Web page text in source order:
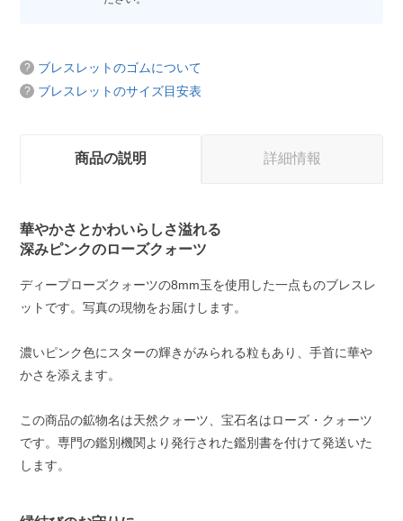
ブレスレットのゴムについて
ブレスレットのサイズ目安表
商品の説明 詳細情報
華やかさとかわいらしさ溢れる
深みピンクのローズクォーツ
ディープローズクォーツの8mm玉を使用した一点ものブレスレ
ットです。写真の現物をお届けします。
濃いピンク色にスターの輝きがみられる粒もあり、手首に華や
かさを添えます。
この商品の鉱物名は天然クォーツ、宝石名はローズ・クォーツ
です。専門の鑑別機関より発行された鑑別書を付けて発送いた
します。